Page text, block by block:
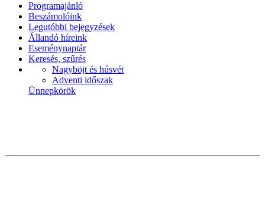
Programajánló
Beszámolóink
Legutóbbi bejegyzések
Állandó híreink
Eseménynaptár
Keresés, szűrés
Nagyböjt és húsvét
Adventi időszak
Ünnepkörök